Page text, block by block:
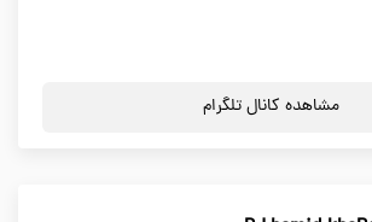
مشاهده کانال تلگرام